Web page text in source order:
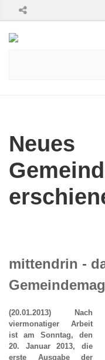
Neues
mittendrin -
(20.01.2013) Nach
viermonatiger Arbeit
ist am Sonntag, den
20. Januar 2013, die
erste Ausgabe der